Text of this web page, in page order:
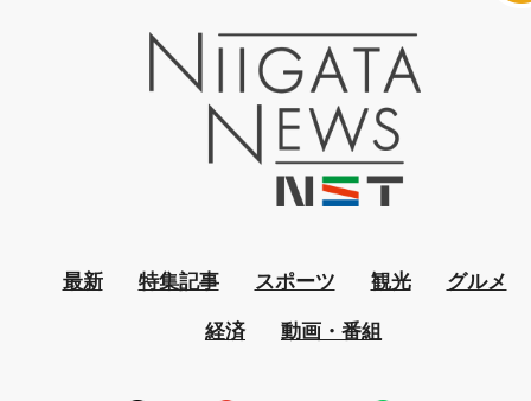
最新 特集記事 スポーツ 観光 グルメ
経済 動画・番組